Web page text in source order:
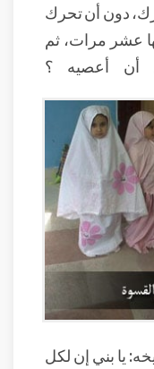
دون أن تحرك
عشر مرات، ثم
أن أعصيه ؟
يا بني إن لكل